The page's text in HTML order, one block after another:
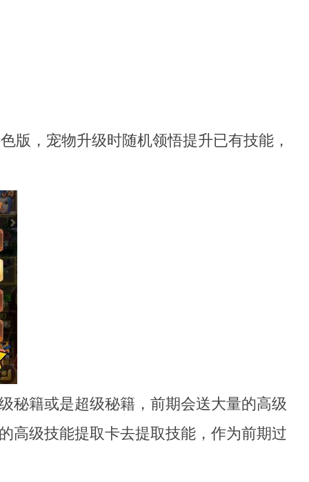
版，宠物升级时随机领悟提升已有技能，
秘籍或是超级秘籍，前期会送大量的高级
高级技能提取卡去提取技能，作为前期过